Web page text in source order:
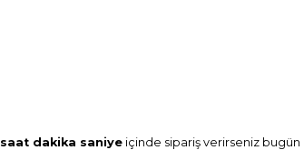
saat dakika saniye içinde sipariş verirseniz bugün